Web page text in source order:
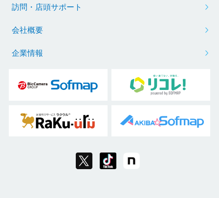
訪問・店頭サポート
会社概要
企業情報